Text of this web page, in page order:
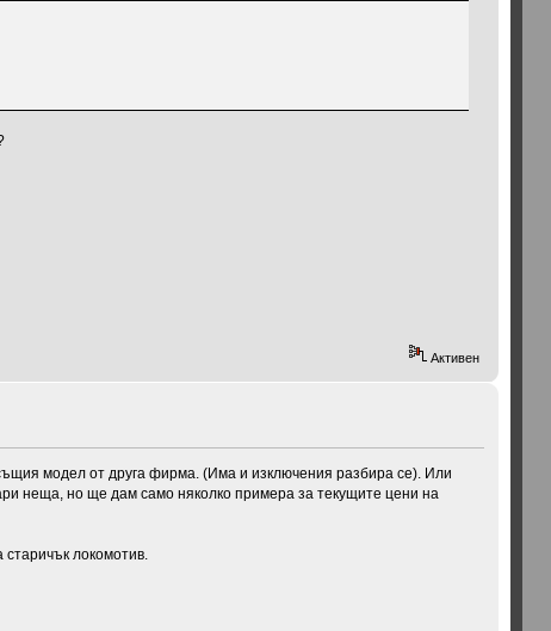
Активен
модел от друга фирма. (Има и изключения разбира се). Или
неща, но ще дам само няколко примера за текущите цени на
локомотив.